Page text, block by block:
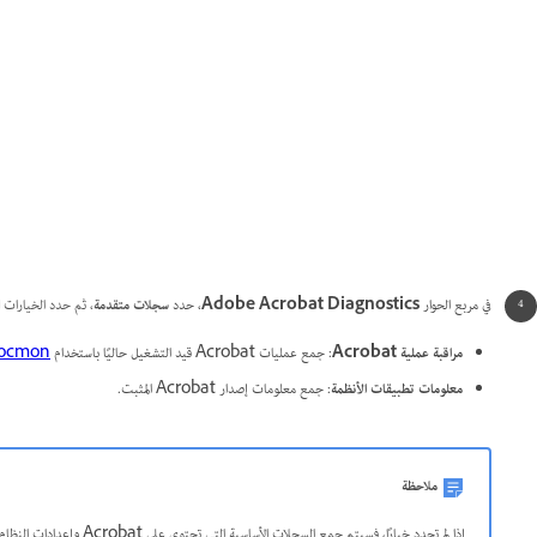
في مربع الحوارAdobe Acrobat Diagnostics، حددسجلات متقدمة، ثم حدد الخيارات
مراقبة عملية Acrobat
: جمع عمليات Acrobat قيد التشغيل حاليًا باستخدام
معلومات تطبيقات الأنظمة:جمع معلومات إصدار Acrobat المثبت.
ملاحظة